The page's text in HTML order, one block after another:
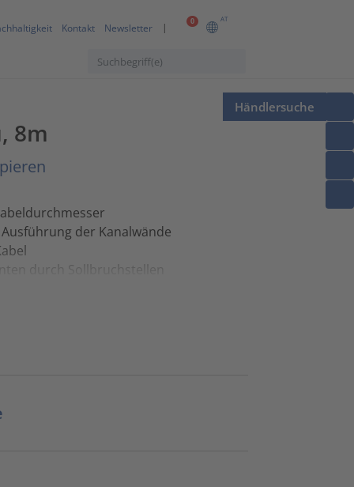
0 AT
Kontakt Newsletter
Händlersuche
8m
der Kanalwände
durch Sollbruchstellen